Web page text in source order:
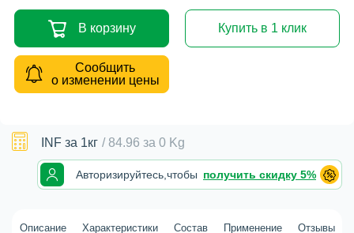
В корзину Купить в 1 клик
Сообщить
о изменении цены
INF за 1кг /84.96 за 0 Kg
Авторизируйтесь, чтобы получить скидку 5%
Описание Характеристики Состав Применение Отзывы